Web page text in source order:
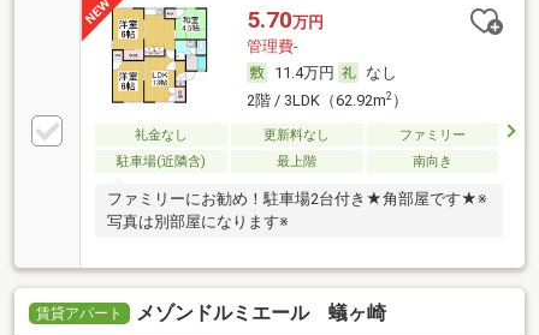
5.70万円
管理費-
11.4万円
なし
2階 / 3LDK（62.92m2）
礼金なし 更新料なし
ファミリー
駐車場(近隣含)
最上階 南向き
ファミリーにお勧め！駐車場2台付き★角部屋です★※
写真は別部屋になります※
賃貸アパート メゾンドルミエール 蟻ヶ崎